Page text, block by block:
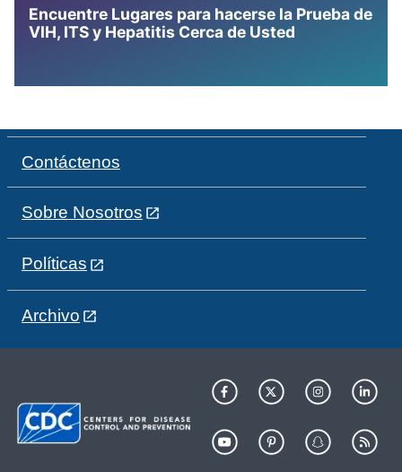
Encuentre Lugares para hacerse la Prueba de
VIH, ITS y Hepatitis Cerca de Usted
Contáctenos
Sobre Nosotros
Políticas
Archivo